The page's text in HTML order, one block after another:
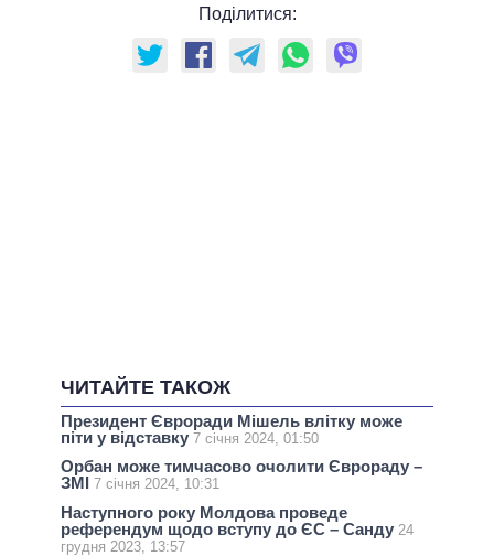
Поділитися:
ЧИТАЙТЕ ТАКОЖ
Президент Євроради Мішель влітку може
піти у відставку 7 січня 2024, 01:50
Орбан може тимчасово очолити Єврораду –
ЗМІ 7 січня 2024, 10:31
Наступного року Молдова проведе
референдум щодо вступу до ЄС – Санду 24
грудня 2023, 13:57